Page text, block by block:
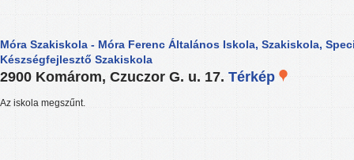
Móra Szakiskola - Móra Ferenc Általános Iskola, Szakiskola,
Készségfejlesztő Szakiskola
2900 Komárom, Czuczor G. u. 17. Térkép
Az iskola megszűnt.